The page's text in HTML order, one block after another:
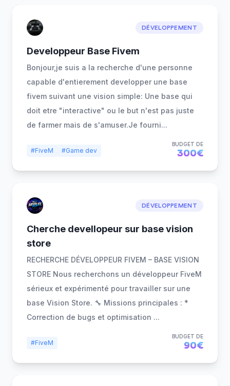
DÉVELOPPEMENT
Developpeur Base Fivem
Bonjour,je suis a la recherche d'une personne
capable d'entierement developper une base
fivem suivant une vision simple: Une base qui
doit etre "interactive" ou le but n'est pas juste
de farmer mais de s'amuser.Je fourni...
#FiveM #Game dev
BUDGET DE
300€
DÉVELOPPEMENT
Cherche devellopeur sur base vision
store
RECHERCHE DÉVELOPPEUR FIVEM – BASE VISION
STORE Nous recherchons un développeur FiveM
sérieux et expérimenté pour travailler sur une
base Vision Store. 🔧 Missions principales : *
Correction de bugs et optimisation ...
#FiveM
BUDGET DE
90€